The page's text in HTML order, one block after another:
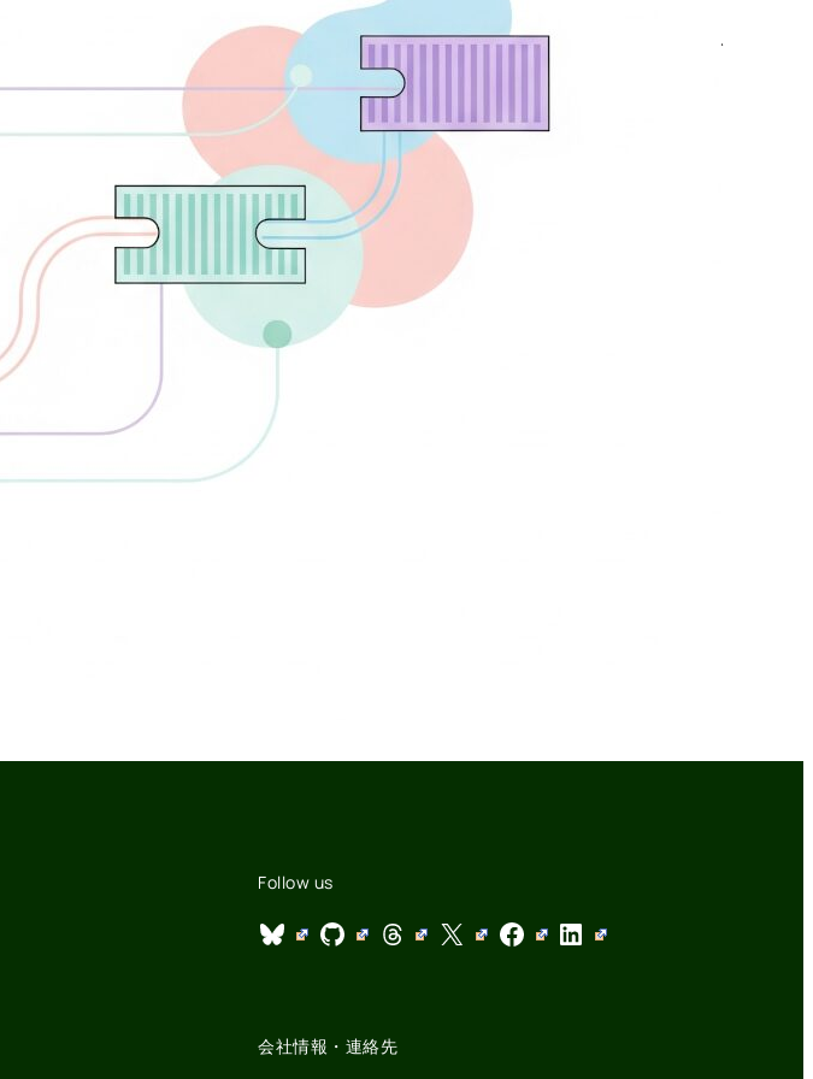
Boxのようなファイル共有システムを
Kubernetes（クバネティス）で実装する可能性を
解説。TerraformによるIaC（Infrastructure as
Code）でのインフラ構築と、マイク…
Read more …
Follow us
Bluesky GitHub Threads X Facebook LinkedIn
会社情報・連絡先